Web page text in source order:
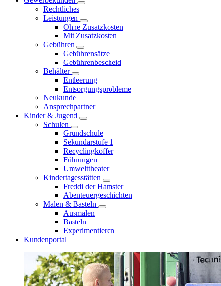
Rechtliches
Leistungen
Ohne Zusatzkosten
Mit Zusatzkosten
Gebühren
Gebührensätze
Gebührenbescheid
Behälter
Entleerung
Entsorgungsprobleme
Neukunde
Ansprechpartner
Kinder & Jugend
Schulen
Grundschule
Sekundarstufe 1
Recyclingkoffer
Führungen
Umwelttheater
Kindertagesstätten
Freddi der Hamster
Abenteuergeschichten
Malen & Basteln
Ausmalen
Basteln
Experimentieren
Kundenportal